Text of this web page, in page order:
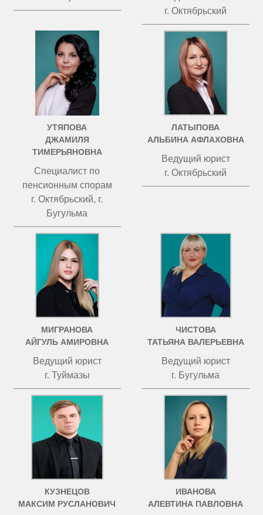
г. Октябрьский
УТЯПОВА
ДЖАМИЛЯ
ТИМЕРЬЯНОВНА
Специалист по
пенсионным спорам
г. Октябрьский, г.
Бугульма
ЛАТЫПОВА
АЛЬБИНА АФЛАХОВНА
Ведущий юрист
г. Октябрьский
МИГРАНОВА
АЙГУЛЬ АМИРОВНА
Ведущий юрист
г. Туймазы
ЧИСТОВА
ТАТЬЯНА ВАЛЕРЬЕВНА
Ведущий юрист
г. Бугульма
КУЗНЕЦОВ
МАКСИМ РУСЛАНОВИЧ
ИВАНОВА
АЛЕВТИНА ПАВЛОВНА